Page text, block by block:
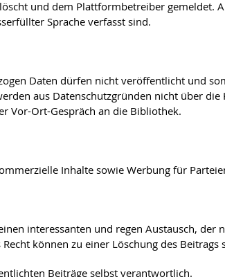
und dem Plattformbetreiber gemeldet.
Sprache verfasst sind.
Daten dürfen nicht veröffentlicht und
aus Datenschutzgründen nicht über
Vor-Ort-Gespräch an die Bibliothek.
Inhalte sowie Werbung für
interessanten und regen Austausch,
können zu einer Löschung des
Beiträge selbst verantwortlich.